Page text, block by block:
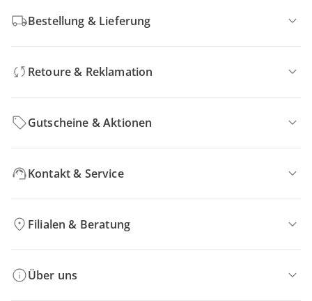
Bestellung & Lieferung
Retoure & Reklamation
Gutscheine & Aktionen
Kontakt & Service
Filialen & Beratung
Über uns